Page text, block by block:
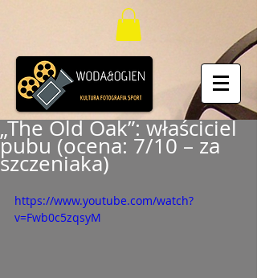
„The Old Oak”: właściciel
pubu (ocena: 7/10 – za
szczeniaka)
https://www.youtube.com/watch?
v=Fwb0c5zqsyM